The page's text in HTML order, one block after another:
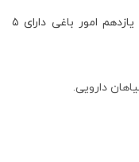
یازدهم امور باغی دارای ۵